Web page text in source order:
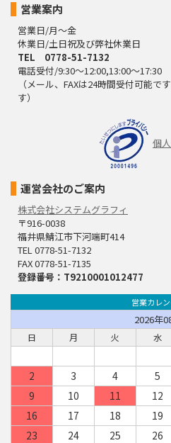
営業案内
営業日/月～金
休業日/土日祝及び弊社休業日
TEL 0778-51-7132
電話受付/9:30～12:00,13:00～17:30
（メール、FAXは24時間受付可能で
す）
個
運営会社のご案内
株式会社システムグラフィ
〒916-0038
福井県鯖江市下河端町414
TEL 0778-51-7132
FAX 0778-51-7135
登録番号：T9210001012477
営業カレ
2026年
日 月 火 水
2
3 4 5
9
10 11 12
16
17 18 19
23
24 25 26